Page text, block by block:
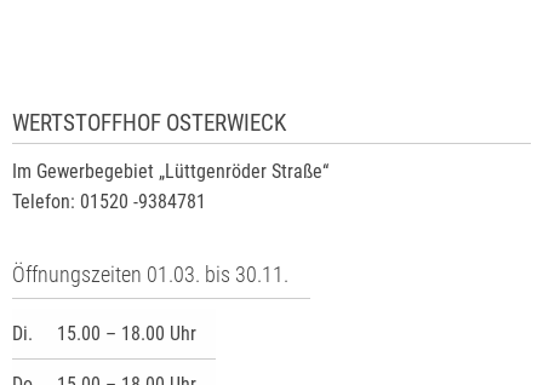
WERTSTOFFHOF OSTERWIECK
Im Gewerbegebiet „Lüttgenröder Straße“
Telefon: 01520 -9384781
Öffnungszeiten 01.03. bis 30.11.
Di. 15.00 – 18.00 Uhr